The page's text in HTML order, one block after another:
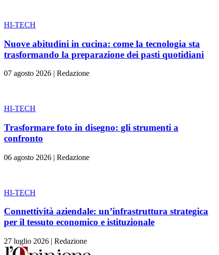
HI-TECH
Nuove abitudini in cucina: come la tecnologia sta
trasformando la preparazione dei pasti quotidiani
07 agosto 2026 | Redazione
HI-TECH
Trasformare foto in disegno: gli strumenti a
confronto
06 agosto 2026 | Redazione
HI-TECH
Connettività aziendale: un’infrastruttura strategica
per il tessuto economico e istituzionale
27 luglio 2026 | Redazione